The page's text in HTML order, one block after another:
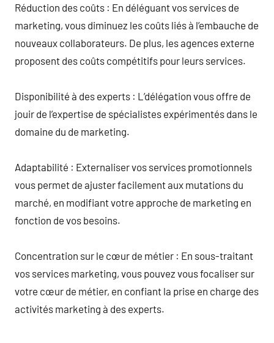
Réduction des coûts : En déléguant vos services de
marketing, vous diminuez les coûts liés à l’embauche de
nouveaux collaborateurs. De plus, les agences externe
proposent des coûts compétitifs pour leurs services.
Disponibilité à des experts : L’délégation vous offre de
jouir de l’expertise de spécialistes expérimentés dans le
domaine du de marketing.
Adaptabilité : Externaliser vos services promotionnels
vous permet de ajuster facilement aux mutations du
marché, en modifiant votre approche de marketing en
fonction de vos besoins.
Concentration sur le cœur de métier : En sous-traitant
vos services marketing, vous pouvez vous focaliser sur
votre cœur de métier, en confiant la prise en charge des
activités marketing à des experts.